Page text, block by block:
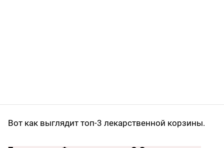
Вот как выглядит топ-3 лекарственной корзины.